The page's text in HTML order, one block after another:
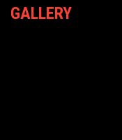
GALLERY